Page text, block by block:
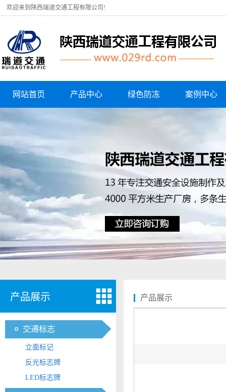
欢迎来到陕西瑞道交通工程有限公司!
网站首页 产品中心 绿色防冻 案例中心
产品展示
交通标志
立面标记
反光标志牌
LED标志牌
产品展示